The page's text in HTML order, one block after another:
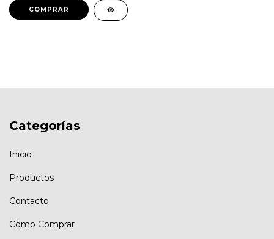
COMPRAR
Categorías
Inicio
Productos
Contacto
Cómo Comprar